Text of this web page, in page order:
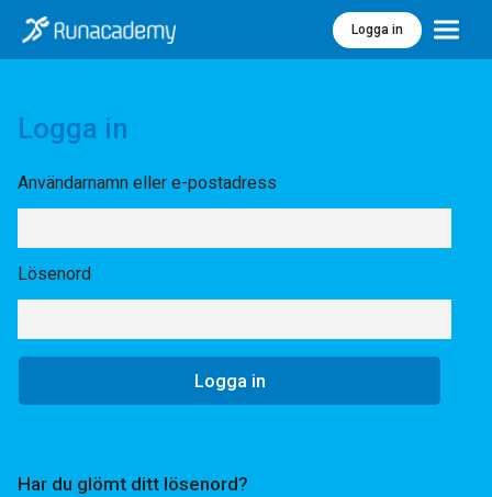
Logga in Meny
Logga in
Användarnamn eller e-postadress
Lösenord
Har du glömt ditt lösenord?